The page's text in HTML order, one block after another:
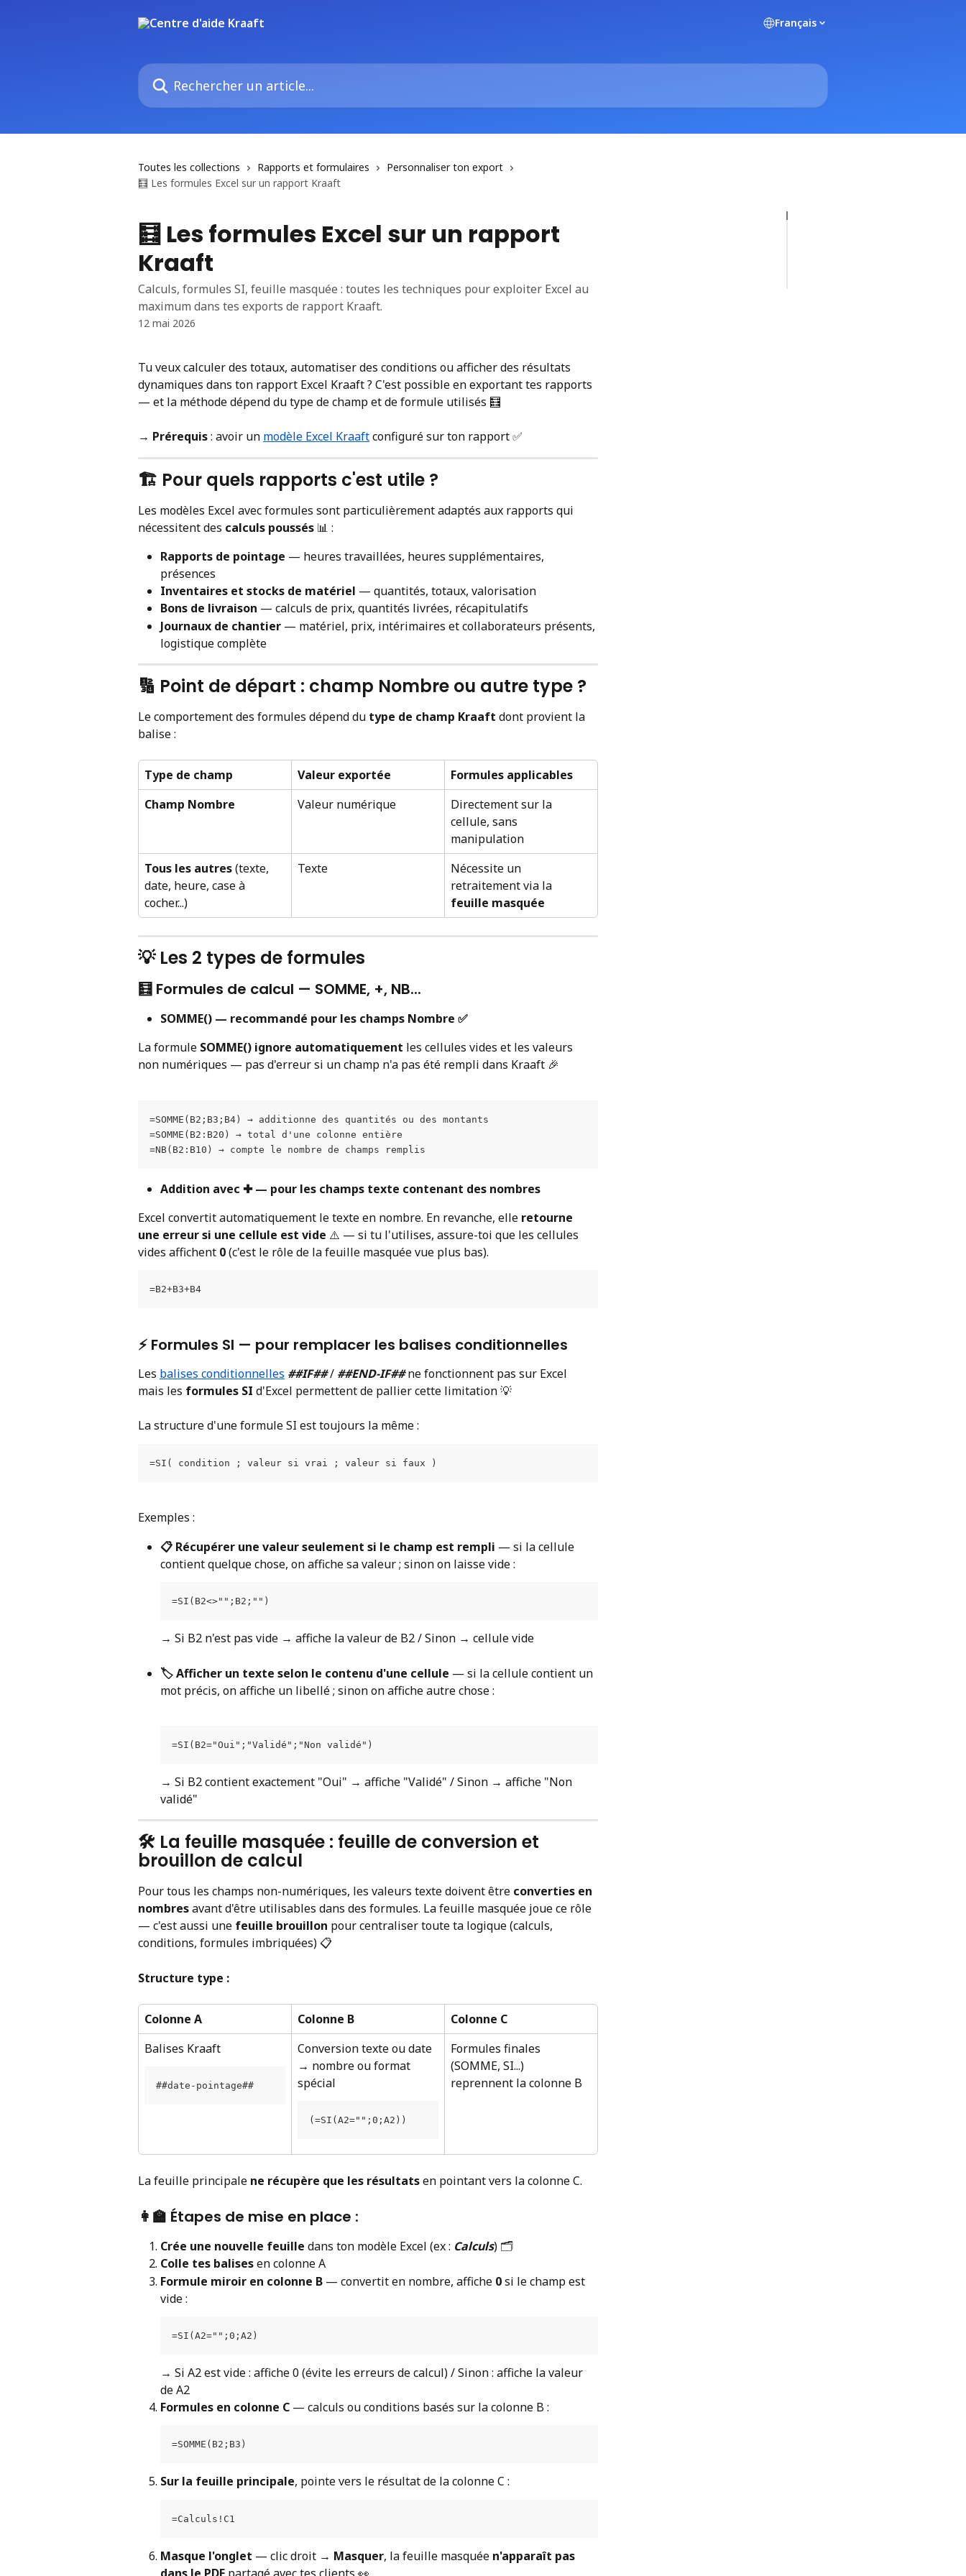
Français
Rechercher un article...
Toutes les collections Rapports et formulaires
Personnaliser ton export
🧮 Les formules Excel sur un rapport Kraaft
🧮 Les formules Excel sur un rapport
Kraaft
Calculs, formules SI, feuille masquée : toutes les techniques pour exploiter Excel au
maximum dans tes exports de rapport Kraaft.
12 mai 2026
Tu veux calculer des totaux, automatiser des conditions ou afficher des résultats
dynamiques dans ton rapport Excel Kraaft ? C'est possible en exportant tes rapports
— et la méthode dépend du type de champ et de formule utilisés 🧮
→ Prérequis : avoir un modèle Excel Kraaft configuré sur ton rapport ✅
🏗️ Pour quels rapports c'est utile ?
Les modèles Excel avec formules sont particulièrement adaptés aux rapports qui
nécessitent des calculs poussés 📊 :
Rapports de pointage — heures travaillées, heures supplémentaires,
présences
Inventaires et stocks de matériel — quantités, totaux, valorisation
Bons de livraison — calculs de prix, quantités livrées, récapitulatifs
Journaux de chantier — matériel, prix, intérimaires et collaborateurs présents,
logistique complète
🔢 Point de départ : champ Nombre ou autre type ?
Le comportement des formules dépend du type de champ Kraaft dont provient la
balise :
Type de champ Valeur exportée
Formules applicables
Champ Nombre
Valeur numérique
Directement sur la
cellule, sans
manipulation
Tous les autres (texte,
date, heure, case à
cocher...)
Texte
Nécessite un
retraitement via la
feuille masquée
💡 Les 2 types de formules
🧮 Formules de calcul — SOMME, +, NB...
SOMME() — recommandé pour les champs Nombre ✅
La formule SOMME() ignore automatiquement les cellules vides et les valeurs
non numériques — pas d'erreur si un champ n'a pas été rempli dans Kraaft 🎉
=SOMME(B2;B3;B4) → additionne des quantités ou des montants
=SOMME(B2:B20) → total d'une colonne entière
=NB(B2:B10) → compte le nombre de champs remplis
Addition avec ✚ — pour les champs texte contenant des nombres
Excel convertit automatiquement le texte en nombre. En revanche, elle retourne
une erreur si une cellule est vide ⚠️ — si tu l'utilises, assure-toi que les cellules
vides affichent 0 (c'est le rôle de la feuille masquée vue plus bas).
=B2+B3+B4
⚡️ Formules SI — pour remplacer les balises conditionnelles
Les balises conditionnelles ##IF## / ##END-IF## ne fonctionnent pas sur Excel
mais les formules SI d'Excel permettent de pallier cette limitation 💡
La structure d'une formule SI est toujours la même :
=SI( condition ; valeur si vrai ; valeur si faux )
Exemples :
📋 Récupérer une valeur seulement si le champ est rempli — si la cellule
contient quelque chose, on affiche sa valeur ; sinon on laisse vide :
=SI(B2<>"";B2;"")
→ Si B2 n'est pas vide → affiche la valeur de B2 / Sinon → cellule vide
🏷️ Afficher un texte selon le contenu d'une cellule — si la cellule contient un
mot précis, on affiche un libellé ; sinon on affiche autre chose :
=SI(B2="Oui";"Validé";"Non validé")
→ Si B2 contient exactement "Oui" → affiche "Validé" / Sinon → affiche "Non
validé"
🛠️ La feuille masquée : feuille de conversion et
brouillon de calcul
Pour tous les champs non-numériques, les valeurs texte doivent être converties en
nombres avant d'être utilisables dans des formules. La feuille masquée joue ce rôle
— c'est aussi une feuille brouillon pour centraliser toute ta logique (calculs,
conditions, formules imbriquées) 📋
Structure type :
Colonne A Colonne B
Colonne C
Balises Kraaft
##date-pointage##
Conversion texte ou date
→ nombre ou format
spécial
(=SI(A2="";0;A2))
Formules finales
(SOMME, SI...)
reprennent la colonne B
La feuille principale ne récupère que les résultats en pointant vers la colonne C.
👩‍🏫 Étapes de mise en place :
Crée une nouvelle feuille dans ton modèle Excel (ex : Calculs) 🗂️
Colle tes balises en colonne A
Formule miroir en colonne B — convertit en nombre, affiche 0 si le champ est
vide :
=SI(A2="";0;A2)
→ Si A2 est vide : affiche 0 (évite les erreurs de calcul) / Sinon : affiche la valeur
de A2
Formules en colonne C — calculs ou conditions basés sur la colonne B :
=SOMME(B2;B3)
Sur la feuille principale, pointe vers le résultat de la colonne C :
=Calculs!C1
Masque l'onglet — clic droit → Masquer, la feuille masquée n'apparaît pas